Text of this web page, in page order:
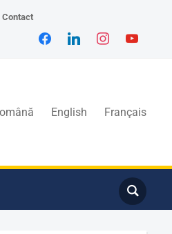
Contact
English Français